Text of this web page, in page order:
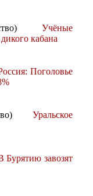
Учёные
кабана
Поголовье
Уральское
Бурятию завозят